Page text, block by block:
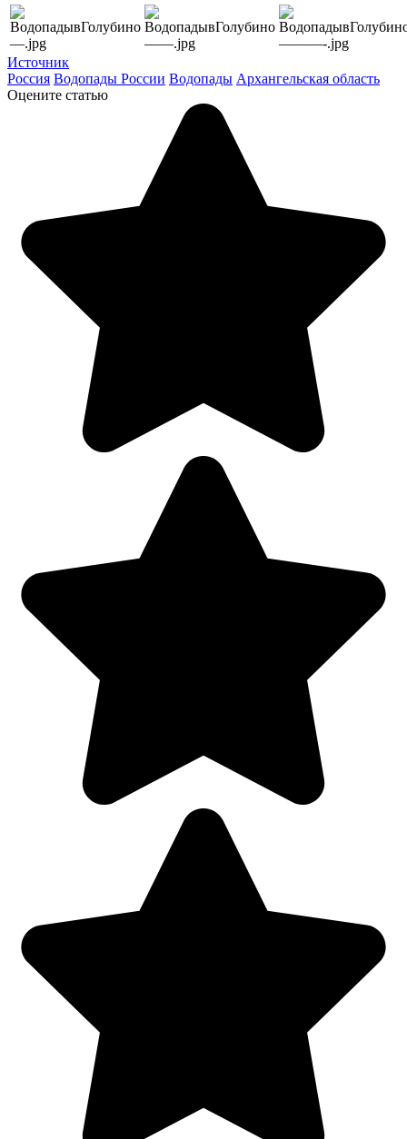
Источник
Россия Водопады России Водопады Архангельская область
Оцените статью